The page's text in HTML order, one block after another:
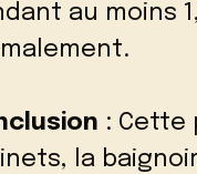
au moins
: Cette
la